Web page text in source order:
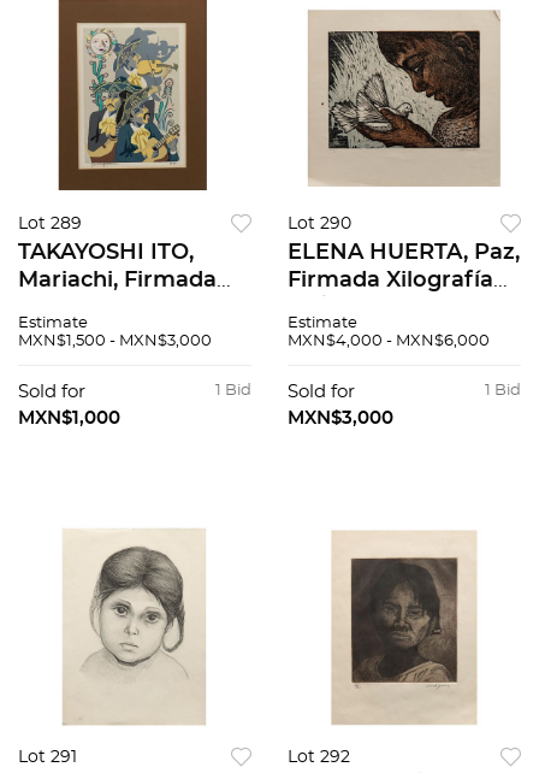
Lot 289
TAKAYOSHI ITO,
Mariachi, Firmada
28 cm
Estimate
MXN$1,500 - MXN$3,000
1 Bid
Sold for
MXN$1,000
Lot 290
ELENA HUERTA, Paz,
Firmada Xilografía
Estimate
MXN$4,000 - MXN$6,000
1 Bid
Sold for
MXN$3,000
Lot 291 Lot 292